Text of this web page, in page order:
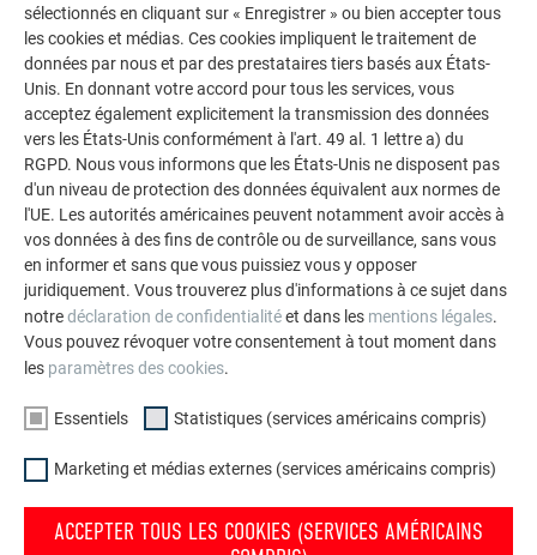
IMMEUBLE COLLECTIF À MUNICH
FALZONAL® Losange de toiture 29 × 29
Gouttière demi-ronde Toiture PREFALZ
sélectionnés en cliquant sur « Enregistrer » ou bien accepter tous
les cookies et médias. Ces cookies impliquent le traitement de
données par nous et par des prestataires tiers basés aux États-
Unis. En donnant votre accord pour tous les services, vous
acceptez également explicitement la transmission des données
vers les États-Unis conformément à l'art. 49 al. 1 lettre a) du
RGPD. Nous vous informons que les États-Unis ne disposent pas
d'un niveau de protection des données équivalent aux normes de
l'UE. Les autorités américaines peuvent notamment avoir accès à
vos données à des fins de contrôle ou de surveillance, sans vous
en informer et sans que vous puissiez vous y opposer
juridiquement. Vous trouverez plus d'informations à ce sujet dans
notredéclaration de confidentialitéet dans les mentions légales.
Vous pouvez révoquer votre consentement à tout moment dans
les paramètres des cookies.
Essentiels Statistiques (services américains compris)
Marketing et médias externes (services américains compris)
ACCEPTER TOUS LES COOKIES (SERVICES AMÉRICAINS